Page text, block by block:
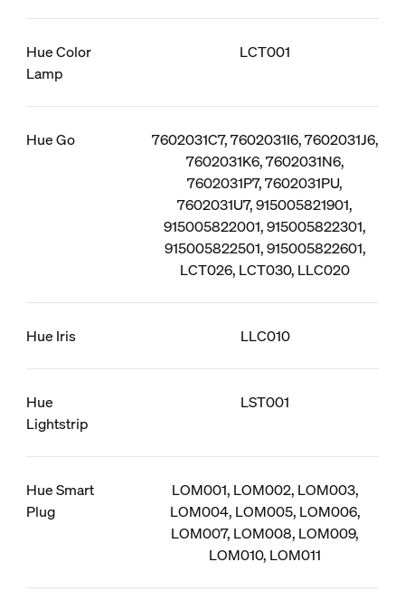
Hue Color
Lamp
LCT001
Hue Go
7602031C7, 7602031I6, 7602031J6,
7602031K6, 7602031N6,
7602031P7, 7602031PU,
7602031U7, 915005821901,
915005822001, 915005822301,
915005822501, 915005822601,
LCT026, LCT030, LLC020
Hue Iris LLC010
Hue
Lightstrip
LST001
Hue Smart
Plug
LOM001, LOM002, LOM003,
LOM004, LOM005, LOM006,
LOM007, LOM008, LOM009,
LOM010, LOM011